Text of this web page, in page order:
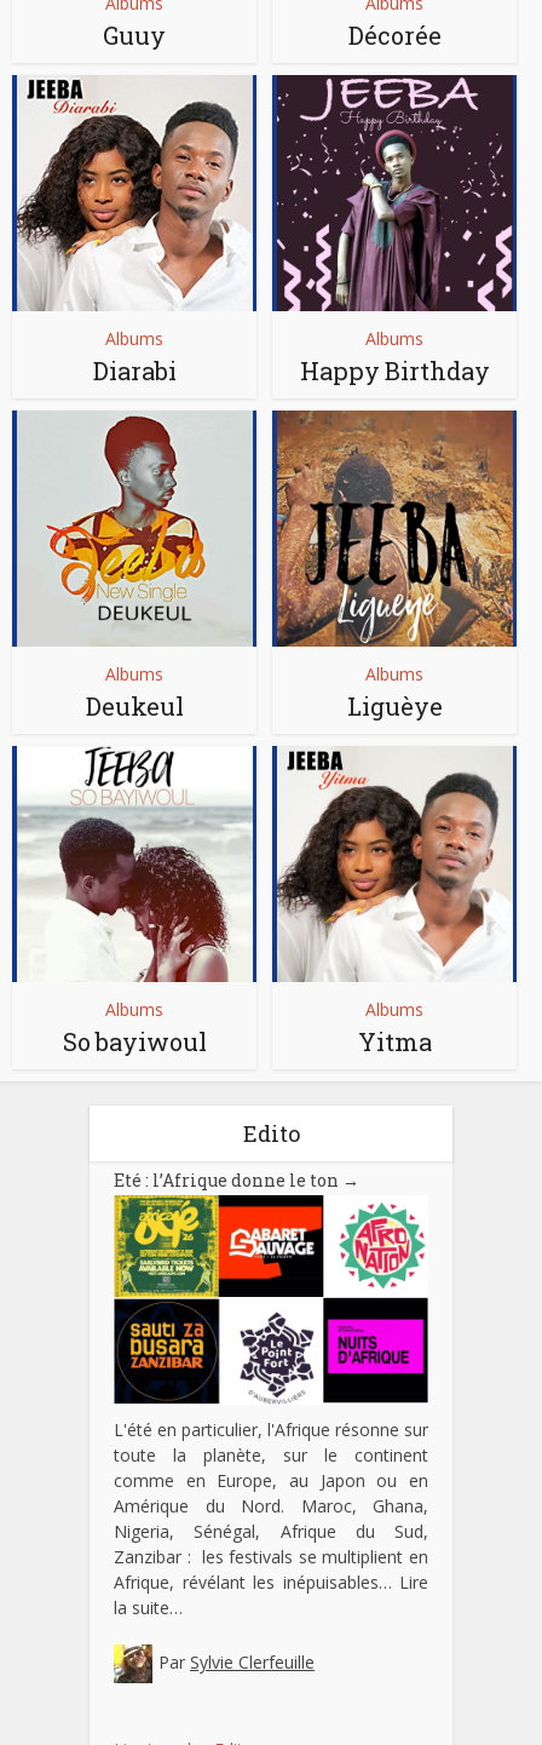
Guuy Décorée
Albums
Diarabi
Albums
Happy Birthday
Albums
Deukeul
Albums
Liguèye
Albums
So bayiwoul
Albums
Yitma
Edito
Eté : l’Afrique donne le ton →
L'été en particulier, l'Afrique résonne sur
toute la planète, sur le continent
comme en Europe, au Japon ou en
Amérique du Nord. Maroc, Ghana,
Nigeria, Sénégal, Afrique du Sud,
Zanzibar : les festivals se multiplient en
Afrique, révélant les inépuisables… Lire
la suite…
Par Sylvie Clerfeuille